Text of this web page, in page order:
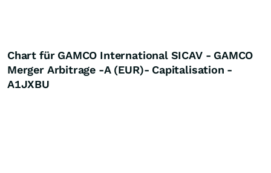
Chart für GAMCO International SICAV - GAMCO
Merger Arbitrage -A (EUR)- Capitalisation -
A1JXBU